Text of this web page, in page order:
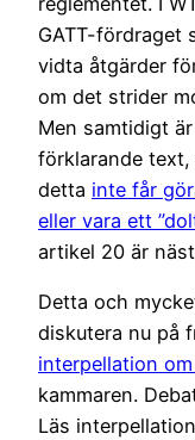
GATT-fördraget
vidta åtgärder
om det strider
Men samtidigt
förklarande
detta inte får
eller vara ett
artikel 20 är
Detta och
diskutera nu på
interpellation om
kammaren.
Läs